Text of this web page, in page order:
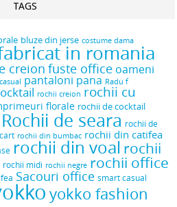
TAGS
bluze din jerse costume dama
in romania
creion fuste office oameni
pantaloni pana Radu f
rochii creion rochii cu
florale rochii de cocktail
Rochii de seara rochii de
rochii din bumbac rochii din catifea
rochii din voal rochii
rochii midi rochii negre rochii office
Sacouri office smart casual
yokko fashion